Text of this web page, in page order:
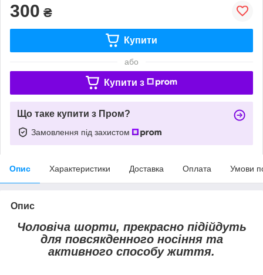
300 ₴
Купити
або
Купити з
Що таке купити з Пром?
Замовлення під захистом
Опис Характеристики Доставка Оплата Умови
Опис
Чоловіча шорти, прекрасно підійдуть
для повсякденного носіння та
активного способу життя.